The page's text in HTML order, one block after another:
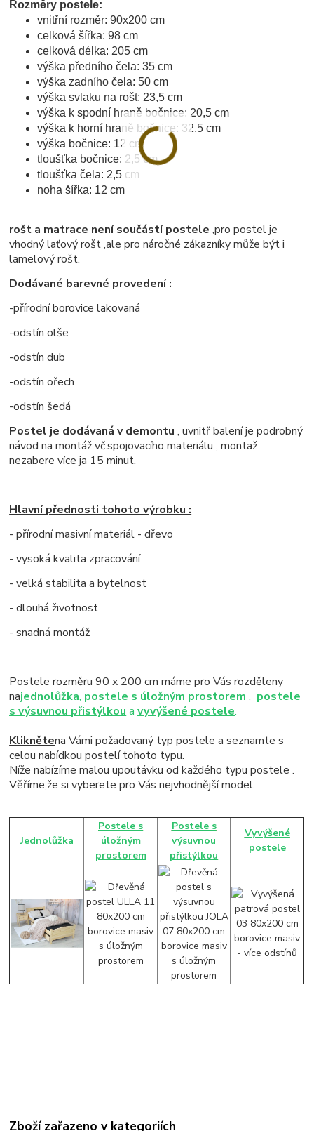
Rozměry postele:
vnitřní rozměr: 90x200 cm
celková šířka: 98 cm
celková délka: 205 cm
výška předního čela: 35 cm
výška zadního čela: 50 cm
výška svlaku na rošt: 23,5 cm
výška k spodní hraně bočnice: 20,5 cm
výška k horní hraně bočnice: 32,5 cm
výška bočnice: 12 cm
tloušťka bočnice: 2,5 cm
tloušťka čela: 2,5 cm
noha šířka: 12 cm
rošt a matrace není součástí postele ,pro postel je
vhodný laťový rošt ,ale pro náročné zákazníky může být i
lamelový rošt.
Dodávané barevné provedení :
-přírodní borovice lakovaná
-odstín olše
-odstín dub
-odstín ořech
-odstín šedá
Postel je dodávaná v demontu , uvnitř balení je podrobný
návod na montáž vč.spojovacího materiálu , montaž
nezabere více ja 15 minut.
Hlavní přednosti tohoto výrobku :
- přírodní masivní materiál - dřevo
- vysoká kvalita zpracování
- velká stabilita a bytelnost
- dlouhá životnost
- snadná montáž
Postele rozměru 90 x 200 cm máme pro Vás rozděleny
najednolůžka, postele s úložným prostorem , postele
s výsuvnou přistýlkou avyvýšené postele.
Kliknětena Vámi požadovaný typ postele a seznamte s
celou nabídkou postelí tohoto typu.
Níže nabízíme malou upoutávku od každého typu postele .
Věříme,že si vyberete pro Vás nejvhodnější model.
Jednolůžka
Postele s
úložným
prostorem
Postele s
výsuvnou
přistýlkou
Vyvýšené
postele
Zboží zařazeno v kategoriích